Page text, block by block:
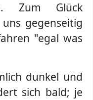
Zum Glück
gegenseitig
"egal was
dunkel und
sich bald; je